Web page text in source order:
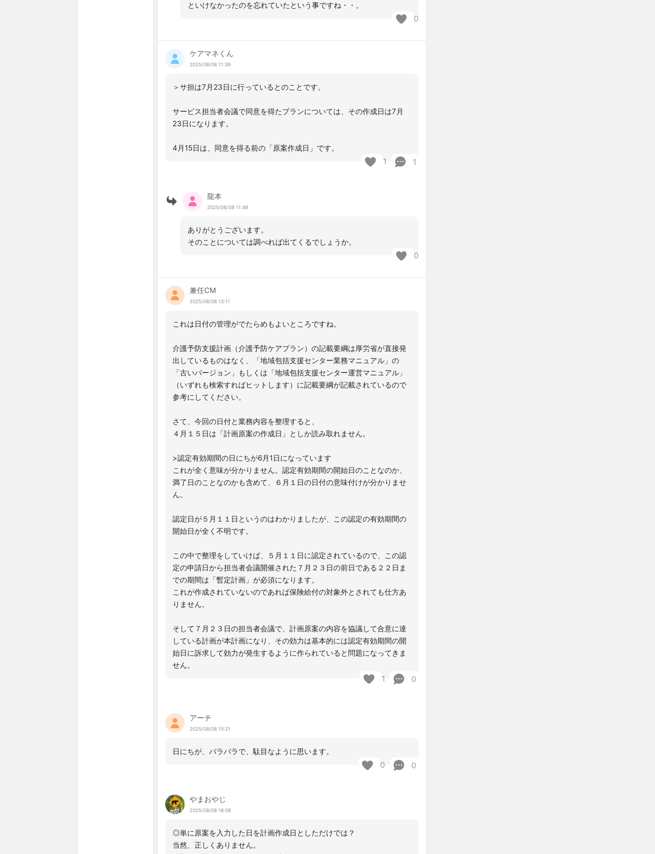
といけなかったのを忘れていたという事ですね・・。
0
ケアマネくん
2025/08/08 11:39
＞サ担は7月23日に行っているとのことです。
サービス担当者会議で同意を得たプランについては、その作成日は7月
23日になります。
4月15日は、同意を得る前の「原案作成日」です。
1 1
龍本
2025/08/08 11:49
ありがとうございます。
そのことについては調べれば出てくるでしょうか。
0
兼任CM
2025/08/08 13:11
これは日付の管理がでたらめもよいところですね。
介護予防支援計画（介護予防ケアプラン）の記載要綱は厚労省が直接発
出しているものはなく、「地域包括支援センター業務マニュアル」の
「古いバージョン」もしくは「地域包括支援センター運営マニュアル」
（いずれも検索すればヒットします）に記載要綱が記載されているので
参考にしてください。
さて、今回の日付と業務内容を整理すると、
４月１５日は「計画原案の作成日」としか読み取れません。
>認定有効期間の日にちが6月1日になっています
これが全く意味が分かりません。認定有効期間の開始日のことなのか、
満了日のことなのかも含めて、６月１日の日付の意味付けが分かりませ
ん。
認定日が５月１１日というのはわかりましたが、この認定の有効期間の
開始日が全く不明です。
この中で整理をしていけば、５月１１日に認定されているので、この認
定の申請日から担当者会議開催された７月２３日の前日である２２日ま
での期間は「暫定計画」が必須になります。
これが作成されていないのであれば保険給付の対象外とされても仕方あ
りません。
そして７月２３日の担当者会議で、計画原案の内容を協議して合意に達
している計画が本計画になり、その効力は基本的には認定有効期間の開
始日に訴求して効力が発生するように作られていると問題になってきま
せん。
1 0
アーチ
2025/08/08 15:21
日にちが、バラバラで、駄目なように思います。
0 0
やまおやじ
2025/08/08 18:08
◎単に原案を入力した日を計画作成日としただけでは？
当然、正しくありません。